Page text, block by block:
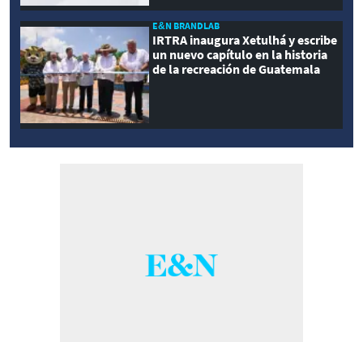
E&N BRANDLAB
IRTRA inaugura Xetulhá y escribe
un nuevo capítulo en la historia
de la recreación de Guatemala